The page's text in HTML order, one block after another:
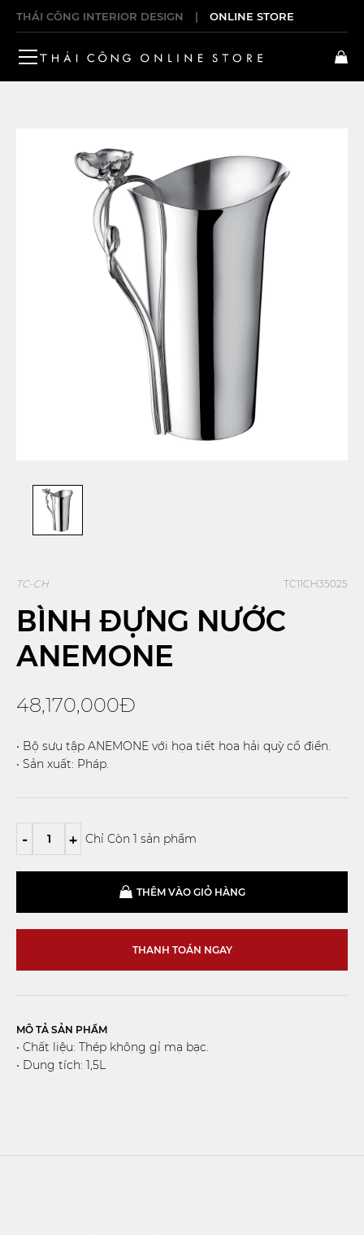
THÁI CÔNG INTERIOR DESIGN | ONLINE STORE
TC-CH TC11CH35025
BÌNH ĐỰNG NƯỚC
ANEMONE
48,170,000Đ
• Bộ sưu tập ANEMONE với họa tiết hoa hải quỳ cổ điển.
• Sản xuất: Pháp.
- + Chỉ Còn 1 sản phẩm
THÊM VÀO GIỎ HÀNG
THANH TOÁN NGAY
MÔ TẢ SẢN PHẨM
• Chất liệu: Thép không gỉ mạ bạc.
• Dung tích: 1,5L